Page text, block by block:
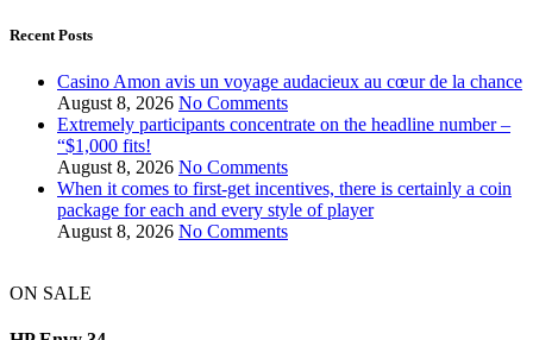
Recent Posts
Casino Amon avis un voyage audacieux au cœur de la chance
August 8, 2026 No Comments
Extremely participants concentrate on the headline number –
“$1,000 fits!
August 8, 2026 No Comments
When it comes to first-get incentives, there is certainly a coin
package for each and every style of player
August 8, 2026 No Comments
ON SALE